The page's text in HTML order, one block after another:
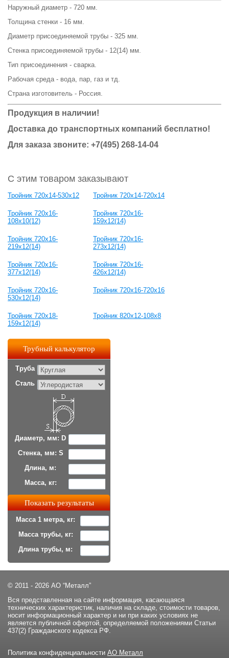
Наружный диаметр - 720 мм.
Толщина стенки - 16 мм.
Диаметр присоединяемой трубы - 325 мм.
Стенка присоединяемой трубы - 12(14) мм.
Тип присоединения - сварка.
Рабочая среда - вода, пар, газ и тд.
Страна изготовитель - Россия.
Продукция в наличии!
Доставка до транспортных компаний бесплатно!
Для заказа звоните: +7(495) 268-14-04
С этим товаром заказывают
Тройник 720x14-530x12 Тройник 720x14-720х14
Тройник 720x16-
108x10(12)
Тройник 720x16-
159x12(14)
Тройник 720x16-
219x12(14)
Тройник 720x16-
273x12(14)
Тройник 720x16-
377x12(14)
Тройник 720x16-
426x12(14)
Тройник 720x16-
530x12(14)
Тройник 720x16-720х16
Тройник 720x18-
159x12(14)
Тройник 820x12-108x8
Трубный калькулятор
Труба
Сталь
Диаметр, мм: D
Стенка, мм: S
Длина, м:
Масса, кг:
Масса 1 метра, кг:
Масса трубы, кг:
Длина трубы, м:
© 2011 - 2026 АО “Металл”
Вся представленная на сайте информация, касающаяся
технических характеристик, наличия на складе, стоимости товаров,
носит информационный характер и ни при каких условиях не
является публичной офертой, определяемой положениями Статьи
437(2) Гражданского кодекса РФ.
Политика конфиденциальности АО Металл